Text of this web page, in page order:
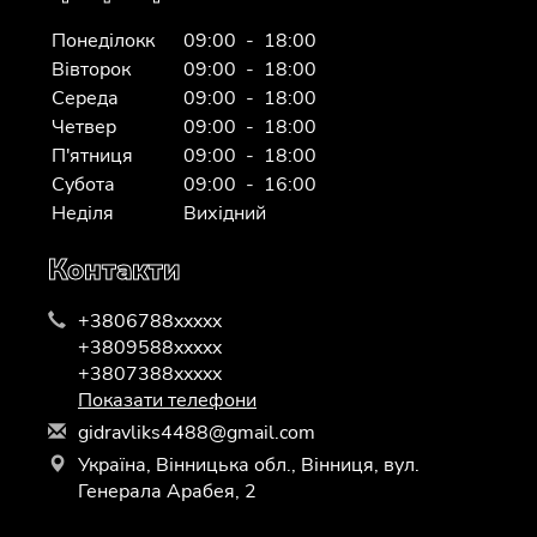
Понеділокк
09:00 - 18:00
Вівторок
09:00 - 18:00
Середа
09:00 - 18:00
Четвер
09:00 - 18:00
П'ятниця
09:00 - 18:00
Субота
09:00 - 16:00
Неділя
Вихідний
Контакти
+3806788xxxxx
+3809588xxxxx
+3807388xxxxx
Показати телефони
gidravliks4488@gmail.com
Україна, Вінницька обл., Вінниця, вул.
Генерала Арабея, 2